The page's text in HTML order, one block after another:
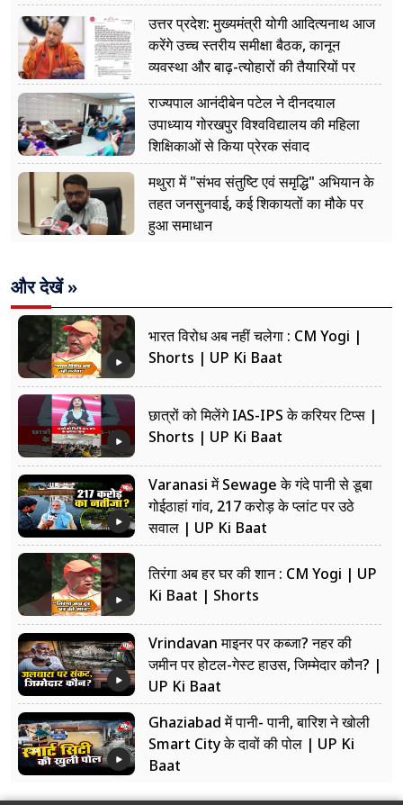
उत्तर प्रदेश: मुख्यमंत्री योगी आदित्यनाथ आज
करेंगे उच्च स्तरीय समीक्षा बैठक, कानून
व्यवस्था और बाढ़-त्योहारों की तैयारियों पर
नजर
राज्यपाल आनंदीबेन पटेल ने दीनदयाल
उपाध्याय गोरखपुर विश्वविद्यालय की महिला
शिक्षिकाओं से किया प्रेरक संवाद
मथुरा में "संभव संतुष्टि एवं समृद्धि" अभियान के
तहत जनसुनवाई, कई शिकायतों का मौके पर
हुआ समाधान
और देखें »
भारत विरोध अब नहीं चलेगा : CM Yogi |
Shorts | UP Ki Baat
छात्रों को मिलेंगे IAS-IPS के करियर टिप्स |
Shorts | UP Ki Baat
Varanasi में Sewage के गंदे पानी से डूबा
गोईठाहां गांव, 217 करोड़ के प्लांट पर उठे
सवाल | UP Ki Baat
तिरंगा अब हर घर की शान : CM Yogi | UP
Ki Baat | Shorts
Vrindavan माइनर पर कब्जा? नहर की
जमीन पर होटल-गेस्ट हाउस, जिम्मेदार कौन? |
UP Ki Baat
Ghaziabad में पानी- पानी, बारिश ने खोली
Smart City के दावों की पोल | UP Ki
Baat